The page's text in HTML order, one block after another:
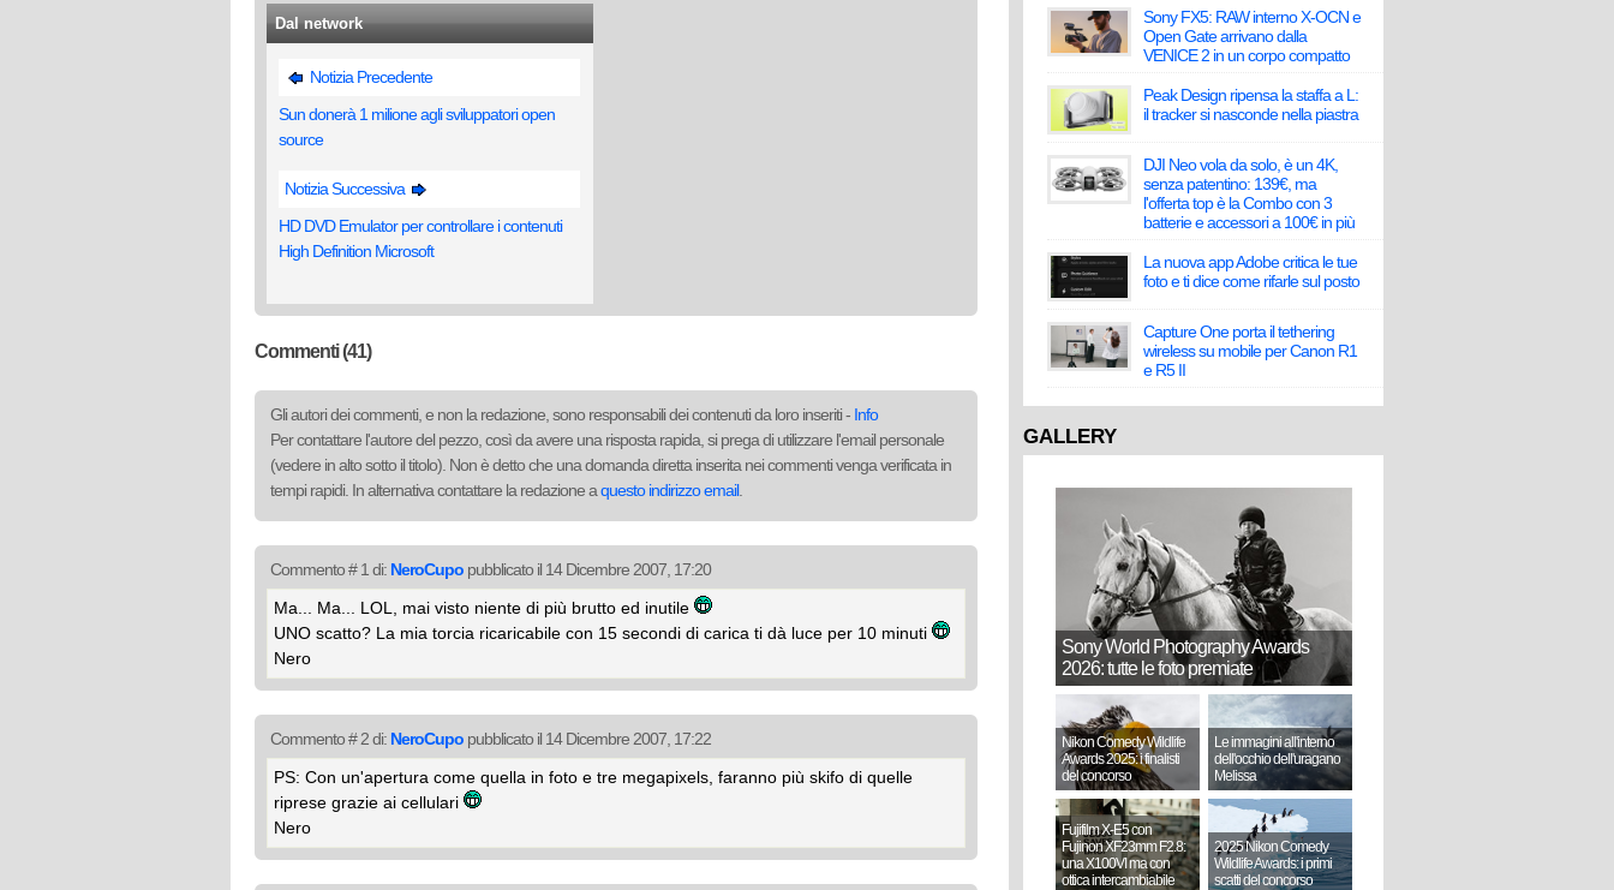
Dal network
Notizia Precedente
Sun donerà 1 milione agli sviluppatori open
source
Notizia Successiva
HD DVD Emulator per controllare i contenuti
High Definition Microsoft
Commenti (41)
Gli autori dei commenti, e non la redazione, sono responsabili dei contenuti da loro inseriti - Info
Per contattare l'autore del pezzo, così da avere una risposta rapida, si prega di utilizzare l'email personale
(vedere in alto sotto il titolo). Non è detto che una domanda diretta inserita nei commenti venga verificata in
tempi rapidi. In alternativa contattare la redazione aquesto indirizzo email.
Commento # 1 di: NeroCupo pubblicato il 14 Dicembre 2007, 17:20
Ma... Ma... LOL, mai visto niente di più brutto ed inutile
UNO scatto? La mia torcia ricaricabile con 15 secondi di carica ti dà luce per 10 minuti
Nero
Commento # 2 di: NeroCupo pubblicato il 14 Dicembre 2007, 17:22
PS: Con un'apertura come quella in foto e tre megapixels, faranno più skifo di quelle
riprese grazie ai cellulari
Nero
Sony FX5: RAW interno X-OCN e
Open Gate arrivano dalla
VENICE 2 in un corpo compatto
Peak Design ripensa la staffa a L:
il tracker si nasconde nella piastra
DJI Neo vola da solo, è un 4K,
senza patentino: 139€, ma
l'offerta top è la Combo con 3
batterie e accessori a 100€ in più
La nuova app Adobe critica le tue
foto e ti dice come rifarle sul posto
Capture One porta il tethering
wireless su mobile per Canon R1
e R5 II
GALLERY
Sony World Photography Awards
2026: tutte le foto premiate
Nikon Comedy Wildlife
Awards 2025: i finalisti
del concorso
Le immagini all'interno
dell'occhio dell'uragano
Melissa
Fujifilm X-E5 con
Fujinon XF23mm F2.8:
una X100VI ma con
ottica intercambiabile
2025 Nikon Comedy
Wildlife Awards: i primi
scatti del concorso